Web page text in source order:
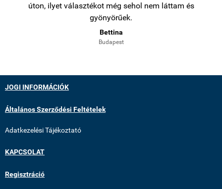
úton, ilyet választékot még sehol nem láttam és
gyönyörűek.
Bettina
Budapest
JOGI INFORMÁCIÓK
Általános Szerződési Feltételek
Adatkezelési Tájékoztató
KAPCSOLAT
Regisztráció